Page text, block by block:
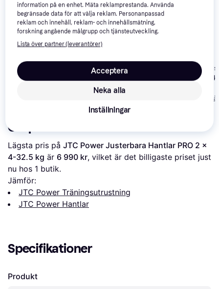
1090i Adjustable
Dumbbell Set
Gymstick Adjustable
Core 2 x
dumbbell 50
Från 1 133 kr/
Om produkten
Lägsta pris på JTC Power Justerbara Hantlar PRO 2 x
4-32.5 kg är 6 990 kr, vilket är det billigaste priset just
nu hos 1 butik.
Jämför:
JTC Power Träningsutrustning
JTC Power Hantlar
Specifikationer
Produkt
information på en enhet. Mäta reklamprestanda. Använda
begränsade data för att välja reklam. Personanpassad
reklam och innehåll, reklam- och innehållsmätning,
forskning angående målgrupp och tjänsteutveckling.
Lista över partner (leverantörer)
Neka alla
Acceptera
Inställningar